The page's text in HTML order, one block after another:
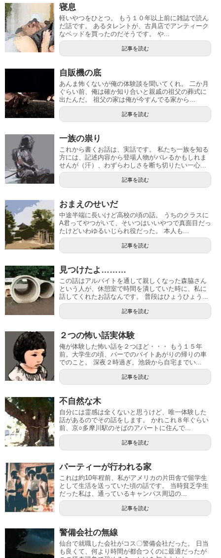
寝息
軽いやつをひとつ。 もう１０年以上前に雑誌で読ん
だ話です。 あるタレントが、古具店でアンティーク
なベッドを買ったのだそうです。 や...
記事を読む
自販機の底
あんま怖くないが俺の体験談を聞いてくれ。 二か月
ぐらい前、俺は確か知り合いと親戚の祖父の葬式に
出たんだ。 祖父の家は俺が今すんでる家から...
記事を読む
一族の祟り
これから書くお話は、実話です。 私たち一族を知る
方には、記述内容から登場人物がバレるかもしれま
せんが（汗）、わずらわしさを断ち切りたい一心...
記事を読む
おまえのせいだ
中途半端に長いけど高校の頃の話。 うちのクラスに
A君ってやつがいて、そいつはいいやつで真面目だっ
たけどいわゆるいじられ役だった。 本人も...
記事を読む
見つけたよ………
この話はアルバイトを通して親しくなった森脇さん
という人が、休憩室で時間を潰していた時に、私に
話してくれたお話なんです。 普段はひょうひょう...
記事を読む
２つの怖い話実体験
俺が体験した怖い話を２つほど・・・ もう１５年
前。大学生の頃、バーでのバイトあがりの帰りの車
でのこと。 深夜２時過ぎ。池袋から自宅までい...
記事を読む
不自然な木
自分には霊感は全くないと思うけど、唯一体験した
話があるのでその話をします。 かれこれ８年ぐらい
前、京○多摩川駅のそばのアパートに住んで...
記事を読む
パーティーが行われる家
これは約10年程前、私がアメリカの片田舎で留学生
として生活を送っていた頃の話です。 当時貧乏学生
だった私は、通っているキャンパス周辺の...
記事を読む
警備会社の無線
仙台で就職した会社がコス〇警備会社だった。 日当
も良くて、何より時間が都合つくのに最適だったが